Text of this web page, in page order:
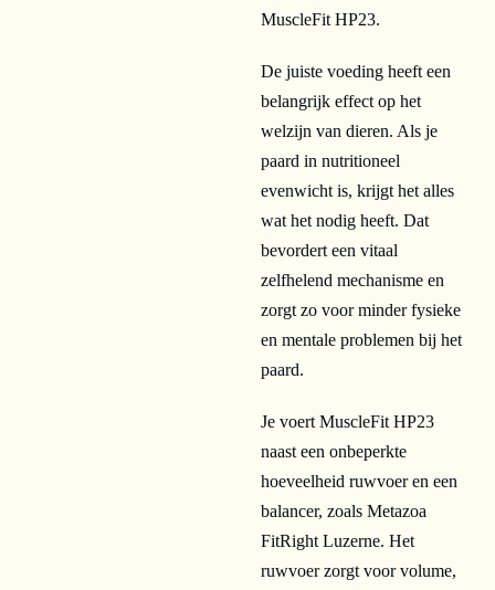
MuscleFit HP23.
De juiste voeding heeft een
belangrijk effect op het
welzijn van dieren. Als je
paard in nutritioneel
evenwicht is, krijgt het alles
wat het nodig heeft. Dat
bevordert een vitaal
zelfhelend mechanisme en
zorgt zo voor minder fysieke
en mentale problemen bij het
paard.
Je voert MuscleFit HP23
naast een onbeperkte
hoeveelheid ruwvoer en een
balancer, zoals Metazoa
FitRight Luzerne. Het
ruwvoer zorgt voor volume,